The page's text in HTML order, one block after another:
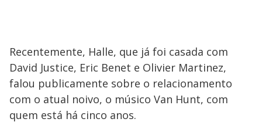
Recentemente, Halle, que já foi casada com
David Justice, Eric Benet e Olivier Martinez,
falou publicamente sobre o relacionamento
com o atual noivo, o músico Van Hunt, com
quem está há cinco anos.